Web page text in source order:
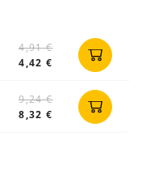
4,91 €
4,42 €
9,24 €
8,32 €